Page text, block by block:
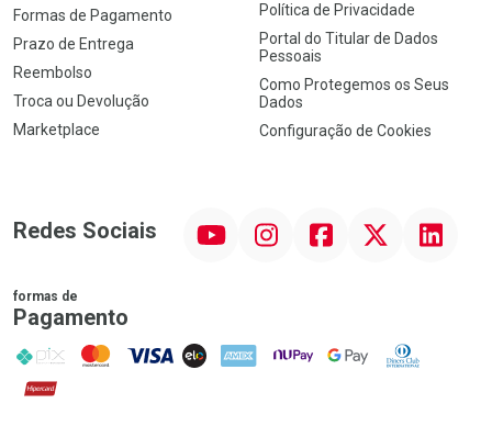
Formas de Pagamento
Prazo de Entrega
Reembolso
Troca ou Devolução
Marketplace
Política de Privacidade
Portal do Titular de Dados
Pessoais
Como Protegemos os Seus
Dados
Configuração de Cookies
Redes Sociais InstagramFacebookTwitter Linkedin
formas de
Pagamento
PIX MasterCard
VISA ELO AMEX NuPay Google PayDiners Club
Hipercard